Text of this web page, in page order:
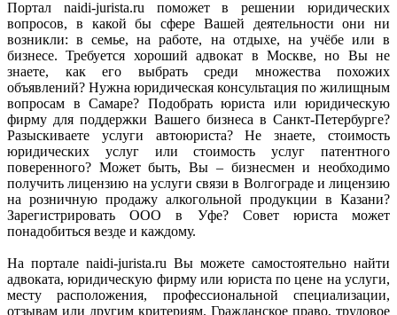
Портал naidi-jurista.ru поможет в решении юридических
вопросов, в какой бы сфере Вашей деятельности они ни
возникли: в семье, на работе, на отдыхе, на учёбе или в
бизнесе. Требуется хороший адвокат в Москве, но Вы не
знаете, как его выбрать среди множества похожих
объявлений? Нужна юридическая консультация по жилищным
вопросам в Самаре? Подобрать юриста или юридическую
фирму для поддержки Вашего бизнеса в Санкт-Петербурге?
Разыскиваете услуги автоюриста? Не знаете, стоимость
юридических услуг или стоимость услуг патентного
поверенного? Может быть, Вы – бизнесмен и необходимо
получить лицензию на услуги связи в Волгограде и лицензию
на розничную продажу алкогольной продукции в Казани?
Зарегистрировать ООО в Уфе? Совет юриста может
понадобиться везде и каждому.
На портале naidi-jurista.ru Вы можете самостоятельно найти
адвоката, юридическую фирму или юриста по цене на услуги,
месту расположения, профессиональной специализации,
отзывам или другим критериям. Гражданское право, трудовое